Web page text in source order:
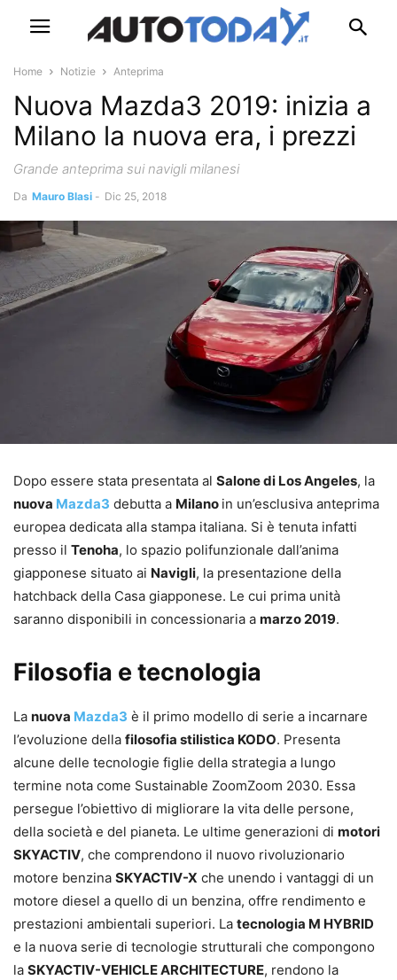
Home Notizie Anteprima
Nuova Mazda3 2019: inizia a
Milano la nuova era, i prezzi
Grande anteprima sui navigli milanesi
Da Mauro Blasi - Dic 25, 2018
Dopo essere stata presentata al Salone di Los Angeles, la
nuova Mazda3 debutta a Milano in un’esclusiva anteprima
europea dedicata alla stampa italiana. Si è tenuta infatti
presso il Tenoha, lo spazio polifunzionale dall’anima
giapponese situato ai Navigli, la presentazione della
hatchback della Casa giapponese. Le cui prima unità
saranno disponibili in concessionaria a marzo 2019.
Filosofia e tecnologia
La nuova Mazda3 è il primo modello di serie a incarnare
l’evoluzione della filosofia stilistica KODO. Presenta
alcune delle tecnologie figlie della strategia a lungo
termine nota come Sustainable ZoomZoom 2030. Essa
persegue l’obiettivo di migliorare la vita delle persone,
della società e del pianeta. Le ultime generazioni di motori
SKYACTIV, che comprendono il nuovo rivoluzionario
motore benzina SKYACTIV-X che unendo i vantaggi di un
motore diesel a quello di un benzina, offre rendimento e
prestazioni ambientali superiori. La tecnologia M HYBRID
e la nuova serie di tecnologie strutturali che compongono
la SKYACTIV-VEHICLE ARCHITECTURE, rendono la